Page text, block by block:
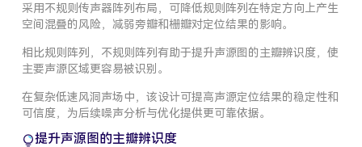
采用不规则传声器阵列布局，可降低规则阵列在特定方向上产生
空间混叠的风险，减弱旁瓣和栅瓣对定位结果的影响。
相比规则阵列，不规则阵列有助于提升声源图的主瓣辨识度，使
主要声源区域更容易被识别。
在复杂低速风洞声场中，该设计可提高声源定位结果的稳定性和
可信度，为后续噪声分析与优化提供更可靠依据。
提升声源图的主瓣辨识度